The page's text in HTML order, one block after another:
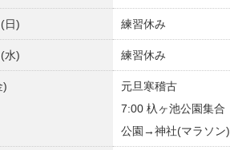
日) 練習休み
水) 練習休み
)
元旦寒稽古
7:00 杁ヶ池公園集合
公園→神社(マラソン)